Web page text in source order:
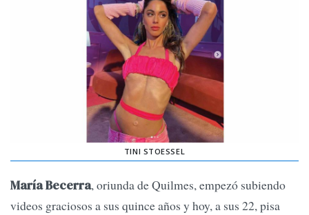
TINI STOESSEL
María Becerra, oriunda de Quilmes, empezó subiendo
videos graciosos a sus quince años y hoy, a sus 22, pisa